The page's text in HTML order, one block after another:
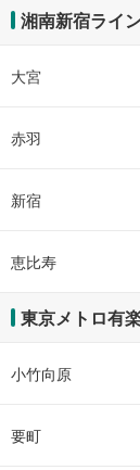
湘南新宿ライ
大宮
赤羽
新宿
恵比寿
東京メトロ有
小竹向原
要町